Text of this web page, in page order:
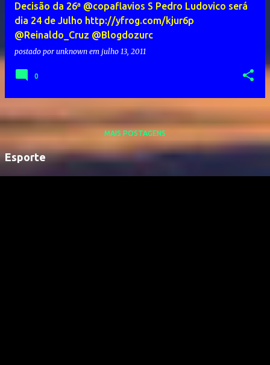
Decisão da 26ª @copaflavios S Pedro Ludovico será
dia 24 de Julho http://yfrog.com/kjur6p
@Reinaldo_Cruz @Blogdozurc
postado por unknown em julho 13, 2011
0
MAIS POSTAGENS
Esporte